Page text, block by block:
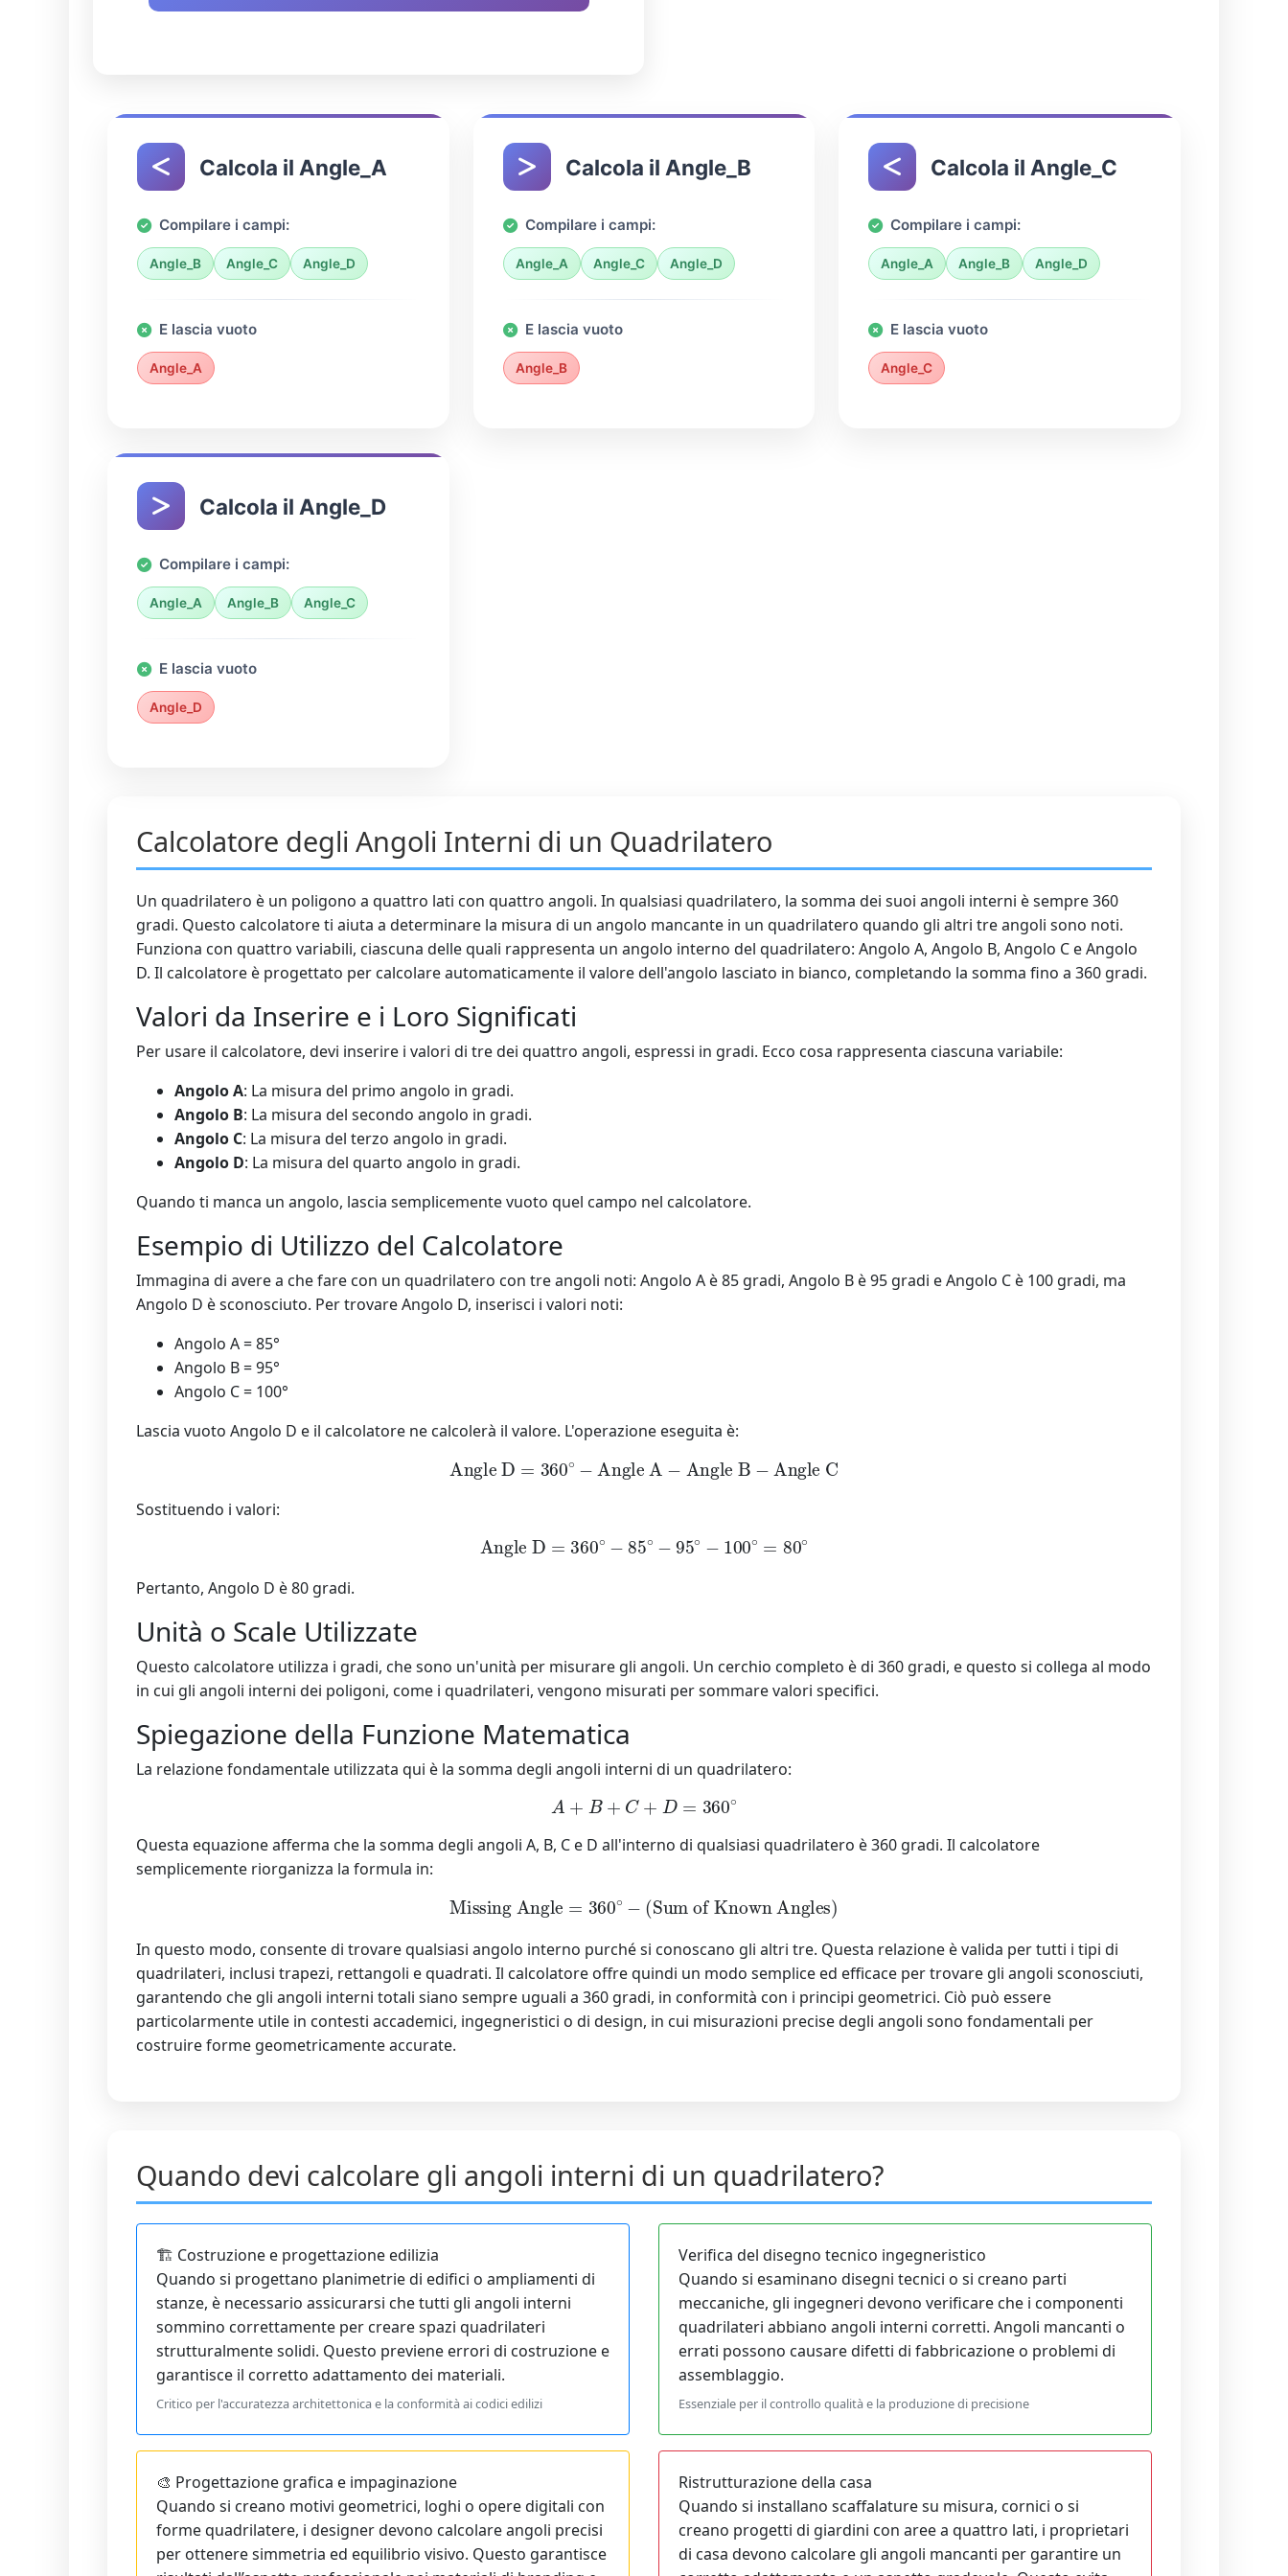
Calcola il Angle_A
Compilare i campi:
Angle_B Angle_C Angle_D
E lascia vuoto
Angle_A
Calcola il Angle_B
Compilare i campi:
Angle_A Angle_C Angle_D
E lascia vuoto
Angle_B
Calcola il Angle_C
Compilare i campi:
Angle_A Angle_B Angle_D
E lascia vuoto
Angle_C
Calcola il Angle_D
Compilare i campi:
Angle_A Angle_B Angle_C
E lascia vuoto
Angle_D
Calcolatore degli Angoli Interni di un Quadrilatero
Un quadrilatero è un poligono a quattro lati con quattro angoli. In qualsiasi quadrilatero, la somma dei suoi angoli interni è sempre 360
gradi. Questo calcolatore ti aiuta a determinare la misura di un angolo mancante in un quadrilatero quando gli altri tre angoli sono noti.
Funziona con quattro variabili, ciascuna delle quali rappresenta un angolo interno del quadrilatero: Angolo A, Angolo B, Angolo C e Angolo
D. Il calcolatore è progettato per calcolare automaticamente il valore dell'angolo lasciato in bianco, completando la somma fino a 360 gradi.
Valori da Inserire e i Loro Significati
Per usare il calcolatore, devi inserire i valori di tre dei quattro angoli, espressi in gradi. Ecco cosa rappresenta ciascuna variabile:
Angolo A: La misura del primo angolo in gradi.
Angolo B: La misura del secondo angolo in gradi.
Angolo C: La misura del terzo angolo in gradi.
Angolo D: La misura del quarto angolo in gradi.
Quando ti manca un angolo, lascia semplicemente vuoto quel campo nel calcolatore.
Esempio di Utilizzo del Calcolatore
Immagina di avere a che fare con un quadrilatero con tre angoli noti: Angolo A è 85 gradi, Angolo B è 95 gradi e Angolo C è 100 gradi, ma
Angolo D è sconosciuto. Per trovare Angolo D, inserisci i valori noti:
Angolo A = 85°
Angolo B = 95°
Angolo C = 100°
Lascia vuoto Angolo D e il calcolatore ne calcolerà il valore. L'operazione eseguita è:
Angle D =360 Angle A Angle B− Angle C
Sostituendo i valori:
Angle D= 360∘ 85∘ 95∘ 100∘= 80∘
Pertanto, Angolo D è 80 gradi.
Unità o Scale Utilizzate
Questo calcolatore utilizza i gradi, che sono un'unità per misurare gli angoli. Un cerchio completo è di 360 gradi, e questo si collega al modo
in cui gli angoli interni dei poligoni, come i quadrilateri, vengono misurati per sommare valori specifici.
Spiegazione della Funzione Matematica
La relazione fondamentale utilizzata qui è la somma degli angoli interni di un quadrilatero:
+B + C+ D =360 ∘
Questa equazione afferma che la somma degli angoli A, B, C e D all'interno di qualsiasi quadrilatero è 360 gradi. Il calcolatore
semplicemente riorganizza la formula in:
Missing Angle= 360∘ Sum of Known Angles)
In questo modo, consente di trovare qualsiasi angolo interno purché si conoscano gli altri tre. Questa relazione è valida per tutti i tipi di
quadrilateri, inclusi trapezi, rettangoli e quadrati. Il calcolatore offre quindi un modo semplice ed efficace per trovare gli angoli sconosciuti,
garantendo che gli angoli interni totali siano sempre uguali a 360 gradi, in conformità con i principi geometrici. Ciò può essere
particolarmente utile in contesti accademici, ingegneristici o di design, in cui misurazioni precise degli angoli sono fondamentali per
costruire forme geometricamente accurate.
Quando devi calcolare gli angoli interni di un quadrilatero?
🏗️ Costruzione e progettazione edilizia
Quando si progettano planimetrie di edifici o ampliamenti di
stanze, è necessario assicurarsi che tutti gli angoli interni
sommino correttamente per creare spazi quadrilateri
strutturalmente solidi. Questo previene errori di costruzione e
garantisce il corretto adattamento dei materiali.
Critico per l'accuratezza architettonica e la conformità ai codici edilizi
Verifica del disegno tecnico ingegneristico
Quando si esaminano disegni tecnici o si creano parti
meccaniche, gli ingegneri devono verificare che i componenti
quadrilateri abbiano angoli interni corretti. Angoli mancanti o
errati possono causare difetti di fabbricazione o problemi di
assemblaggio.
Essenziale per il controllo qualità e la produzione di precisione
🎨 Progettazione grafica e impaginazione
Quando si creano motivi geometrici, loghi o opere digitali con
forme quadrilatere, i designer devono calcolare angoli precisi
per ottenere simmetria ed equilibrio visivo. Questo garantisce
Ristrutturazione della casa
Quando si installano scaffalature su misura, cornici o si
creano progetti di giardini con aree a quattro lati, i proprietari
di casa devono calcolare gli angoli mancanti per garantire un